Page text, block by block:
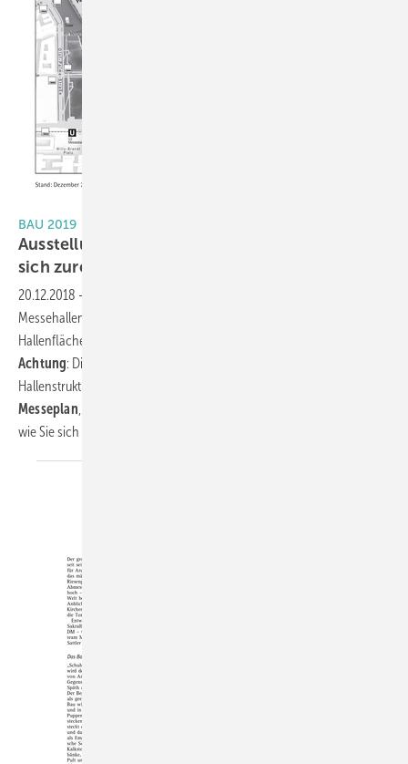
BAU 2019
Ausstellungsgelände in München: So finden Sie
sich zurecht!
20.12.2018 -
Messehallen hinzugekommen sind, werden nun auf 200 000 m²
Hallenfläche Architektur, Materialien und Systeme präsentiert.
Achtung: Die beiden neuen Hallen bringen einige Änderungen in der
Hallenstruktur mit sich. Deshalb lohnt im Vorfeld
Messeplan
wie Sie sich